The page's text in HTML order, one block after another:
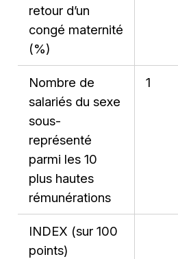
retour d’un
congé maternité
(%)
Nombre de
salariés du sexe
sous-
représenté
parmi les 10
plus hautes
rémunérations
1
INDEX (sur 100
points)